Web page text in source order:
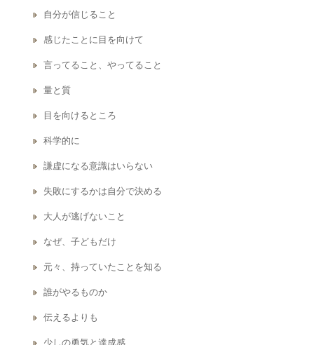
自分が信じること
感じたことに目を向けて
言ってること、やってること
量と質
目を向けるところ
科学的に
謙虚になる意識はいらない
失敗にするかは自分で決める
大人が逃げないこと
なぜ、子どもだけ
元々、持っていたことを知る
誰がやるものか
伝えるよりも
少しの勇気と達成感